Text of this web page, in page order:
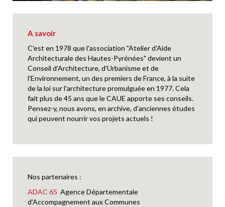
A savoir
C'est en 1978 que l'association "Atelier d'Aide
Architecturale des Hautes-Pyrénées" devient un
Conseil d'Architecture, d'Urbanisme et de
l'Environnement, un des premiers de France, à la suite
de la loi sur l'architecture promulguée en 1977. Cela
fait plus de 45 ans que le CAUE apporte ses conseils.
Pensez-y, nous avons, en archive, d'anciennes études
qui peuvent nourrir vos projets actuels !
Nos partenaires :
ADAC 65 Agence Départementale
d'Accompagnement aux Communes